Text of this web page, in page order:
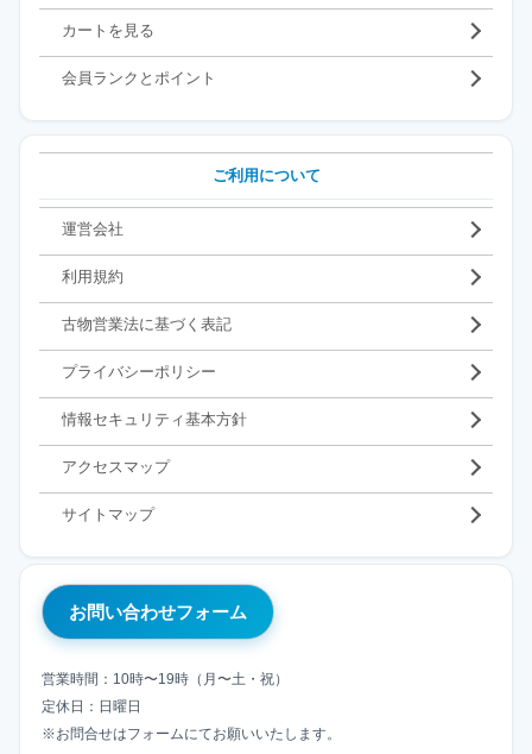
カートを見る
会員ランクとポイント
ご利用について
運営会社
利用規約
古物営業法に基づく表記
プライバシーポリシー
情報セキュリティ基本方針
アクセスマップ
サイトマップ
お問い合わせフォーム
営業時間：10時〜19時（月〜土・祝）
定休日：日曜日
※お問合せはフォームにてお願いいたします。